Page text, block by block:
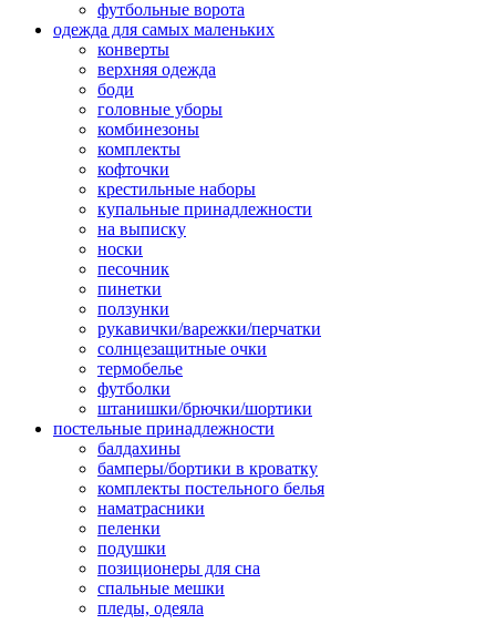
футбольные ворота
одежда для самых маленьких
конверты
верхняя одежда
боди
головные уборы
комбинезоны
комплекты
кофточки
крестильные наборы
купальные принадлежности
на выписку
носки
песочник
пинетки
ползунки
рукавички/варежки/перчатки
солнцезащитные очки
термобелье
футболки
штанишки/брючки/шортики
постельные принадлежности
балдахины
бамперы/бортики в кроватку
комплекты постельного белья
наматрасники
пеленки
подушки
позиционеры для сна
спальные мешки
пледы, одеяла